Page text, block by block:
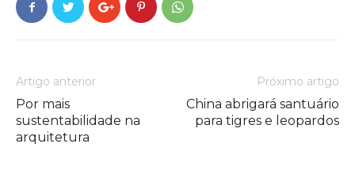
Artigo anterior
Por mais
sustentabilidade na
arquitetura
Próximo artigo
China abrigará santuário
para tigres e leopardos